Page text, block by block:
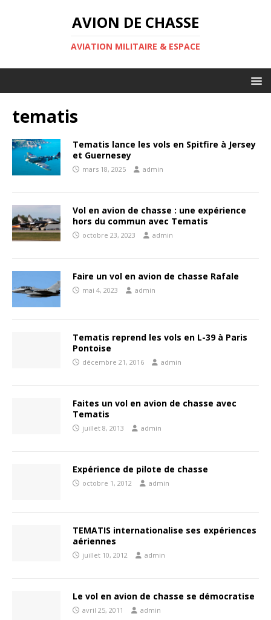
AVION DE CHASSE
AVIATION MILITAIRE & ESPACE
tematis
Tematis lance les vols en Spitfire à Jersey
et Guernesey
mars 18, 2025 admin
Vol en avion de chasse : une expérience
hors du commun avec Tematis
octobre 23, 2023 admin
Faire un vol en avion de chasse Rafale
mai 4, 2023 admin
Tematis reprend les vols en L-39 à Paris
Pontoise
décembre 21, 2016 admin
Faites un vol en avion de chasse avec
Tematis
juillet 8, 2013 admin
Expérience de pilote de chasse
octobre 1, 2012 admin
TEMATIS internationalise ses expériences
aériennes
juillet 10, 2012 admin
Le vol en avion de chasse se démocratise
avril 25, 2011 admin